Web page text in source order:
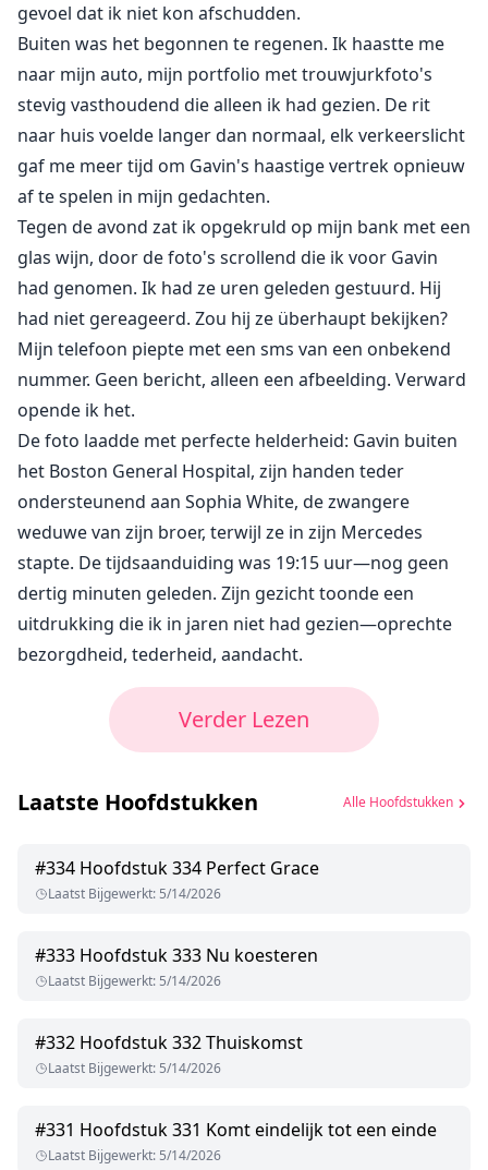
gevoel dat ik niet kon afschudden.
Buiten was het begonnen te regenen. Ik haastte me
naar mijn auto, mijn portfolio met trouwjurkfoto's
stevig vasthoudend die alleen ik had gezien. De rit
naar huis voelde langer dan normaal, elk verkeerslicht
gaf me meer tijd om Gavin's haastige vertrek opnieuw
af te spelen in mijn gedachten.
Tegen de avond zat ik opgekruld op mijn bank met een
glas wijn, door de foto's scrollend die ik voor Gavin
had genomen. Ik had ze uren geleden gestuurd. Hij
had niet gereageerd. Zou hij ze überhaupt bekijken?
Mijn telefoon piepte met een sms van een onbekend
nummer. Geen bericht, alleen een afbeelding. Verward
opende ik het.
De foto laadde met perfecte helderheid: Gavin buiten
het Boston General Hospital, zijn handen teder
ondersteunend aan Sophia White, de zwangere
weduwe van zijn broer, terwijl ze in zijn Mercedes
stapte. De tijdsaanduiding was 19:15 uur—nog geen
dertig minuten geleden. Zijn gezicht toonde een
uitdrukking die ik in jaren niet had gezien—oprechte
bezorgdheid, tederheid, aandacht.
Verder Lezen
Laatste Hoofdstukken Alle Hoofdstukken
#334 Hoofdstuk 334 Perfect Grace
Laatst Bijgewerkt: 5/14/2026
#333 Hoofdstuk 333 Nu koesteren
Laatst Bijgewerkt: 5/14/2026
#332 Hoofdstuk 332 Thuiskomst
Laatst Bijgewerkt: 5/14/2026
#331 Hoofdstuk 331 Komt eindelijk tot een einde
Laatst Bijgewerkt: 5/14/2026